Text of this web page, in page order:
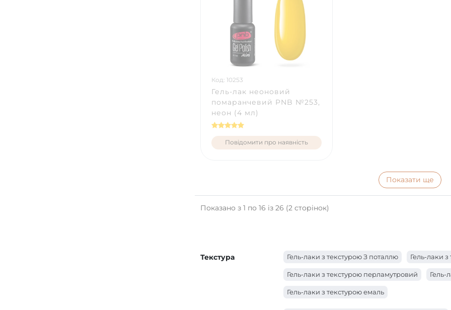
Код: 10253
Гель-лак неоновий
помаранчевий PNB №253,
неон (4 мл)
Повідомити про наявність
Показати ще
Показано з 1 по 16 із 26 (2 сторінок)
Текстура Гель-лаки з текстурою З поталлю Гель-лаки
Гель-лаки з текстурою перламутровий Гель-
Гель-лаки з текстурою емаль